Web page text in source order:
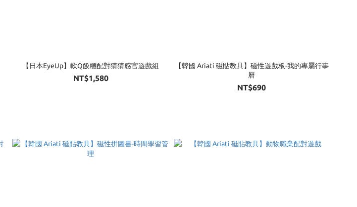
【日本EyeUp】軟Q飯糰配對猜猜感官遊戲組
NT$1,580
【韓國 Ariati 磁貼教具】磁性遊戲板-我的專屬行事
曆
NT$690